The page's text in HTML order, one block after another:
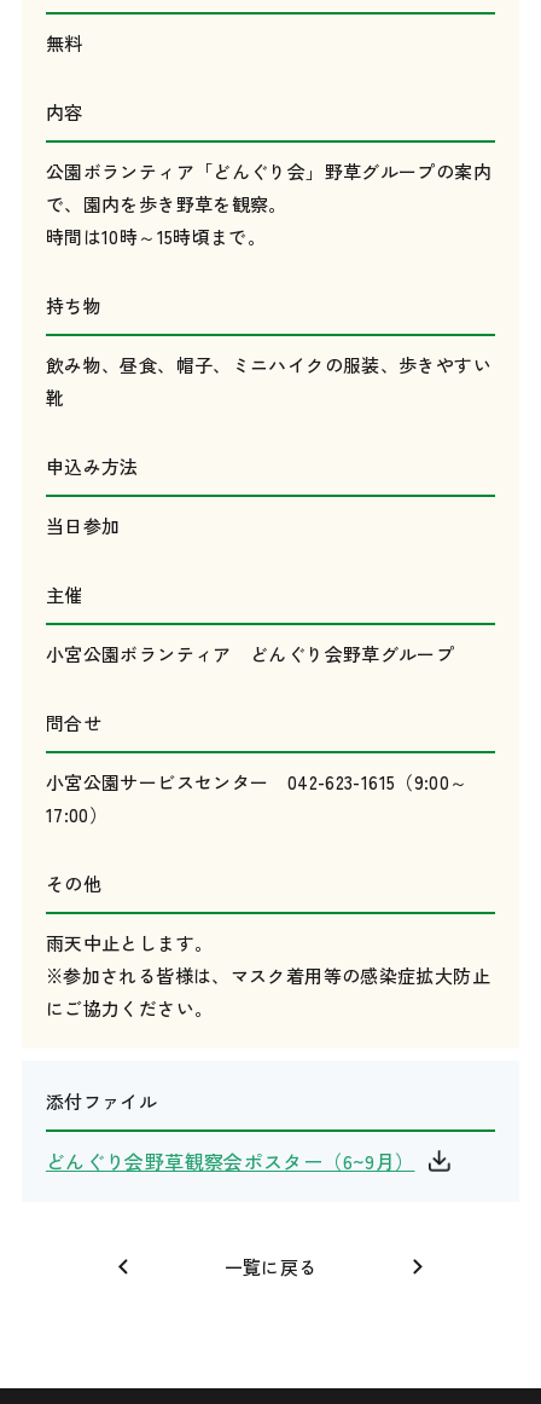
無料
内容
公園ボランティア「どんぐり会」野草グループの案内
で、園内を歩き野草を観察。
時間は10時～15時頃まで。
持ち物
飲み物、昼食、帽子、ミニハイクの服装、歩きやすい
靴
申込み方法
当日参加
主催
小宮公園ボランティア どんぐり会野草グループ
問合せ
小宮公園サービスセンター 042-623-1615（9:00～
17:00）
その他
雨天中止とします。
※参加される皆様は、マスク着用等の感染症拡大防止
にご協力ください。
添付ファイル
どんぐり会野草観察会ポスター（6~9月）
一覧に戻る